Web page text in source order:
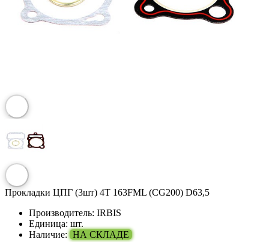
Прокладки ЦПГ (3шт) 4Т 163FML (CG200) D63,5
Производитель: IRBIS
Единица: шт.
Наличие: НА СКЛАДЕ